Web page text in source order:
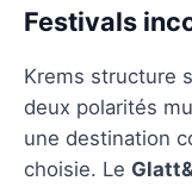
Festivals
Krems structure
deux polarités
une destination
choisie. Le